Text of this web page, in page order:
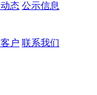
态 公示信息
户 联系我们